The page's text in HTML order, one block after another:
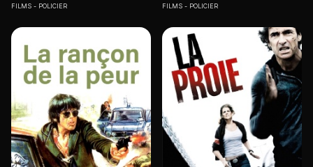
FILMS POLICIER FILMS POLICIER